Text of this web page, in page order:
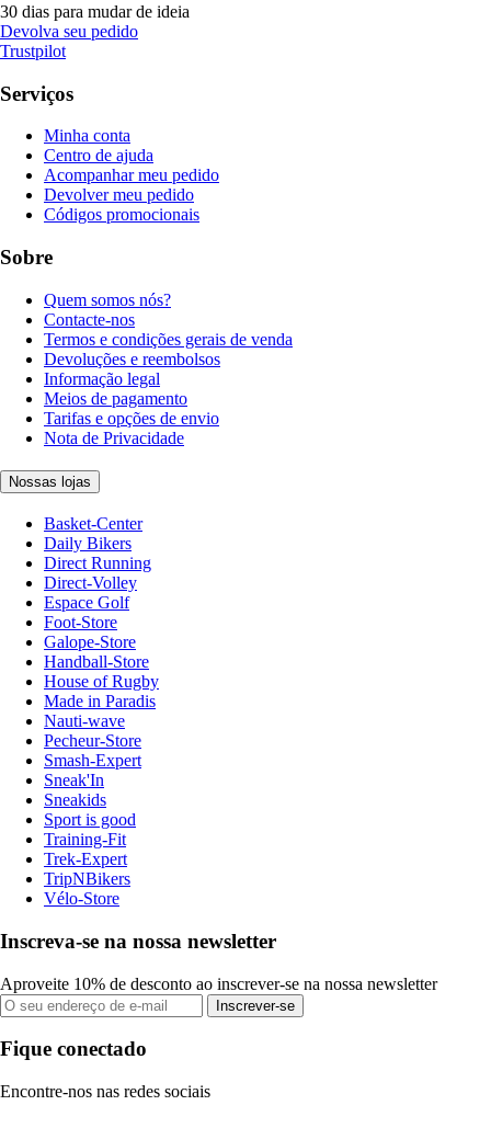
30 dias para mudar de ideia
Devolva seu pedido
Trustpilot
Serviços
Minha conta
Centro de ajuda
Acompanhar meu pedido
Devolver meu pedido
Códigos promocionais
Sobre
Quem somos nós?
Contacte-nos
Termos e condições gerais de venda
Devoluções e reembolsos
Informação legal
Meios de pagamento
Tarifas e opções de envio
Nota de Privacidade
Nossas lojas
Basket-Center
Daily Bikers
Direct Running
Direct-Volley
Espace Golf
Foot-Store
Galope-Store
Handball-Store
House of Rugby
Made in Paradis
Nauti-wave
Pecheur-Store
Smash-Expert
Sneak'In
Sneakids
Sport is good
Training-Fit
Trek-Expert
TripNBikers
Vélo-Store
Inscreva-se na nossa newsletter
Aproveite 10% de desconto ao inscrever-se na nossa newsletter
Inscrever-se
Fique conectado
Encontre-nos nas redes sociais